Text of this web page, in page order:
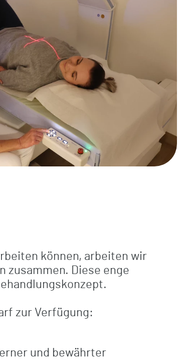
können, arbeiten wir
zusammen. Diese enge
zur Verfügung:
und bewährter